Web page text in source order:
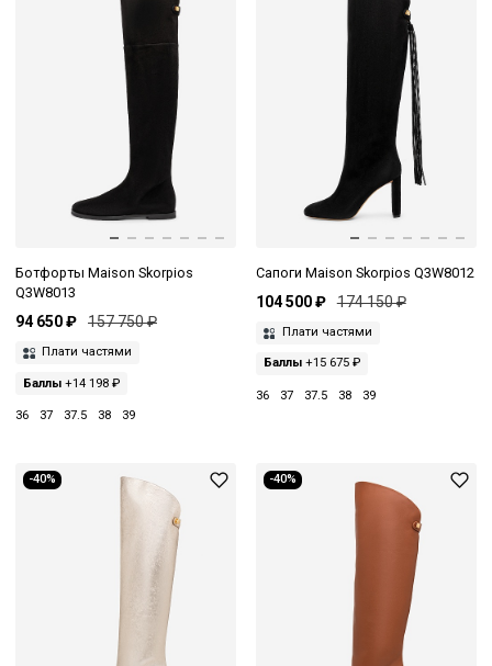
Ботфорты Maison Skorpios
Q3W8013
94 650 ₽ 157 750 ₽
Плати частями
Баллы +14 198 ₽
36 37 37.5 38 39
Сапоги Maison Skorpios Q3W8012
104 500 ₽ 174 150 ₽
Плати частями
Баллы+15 675 ₽
36 37 37.5 38 39
-40% -40%